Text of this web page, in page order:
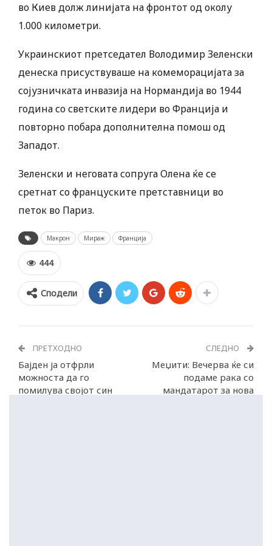
во Киев долж линијата на фронтот од околу
1.000 километри.
Украинскиот претседател Володимир Зеленски
денеска присуствуваше на комеморацијата за
сојузничката инвазија на Нормандија во 1944
година со светските лидери во Франција и
повторно побара дополнителна помош од
Западот.
Зеленски и неговата сопруга Олена ќе се
сретнат со француските претставници во
петок во Париз.
Макрон Мираж Франција
444
Сподели
ПРЕТХОДНО
Бајден ја отфрли
можноста да го
помилува својот син
СЛЕДНО
Меџити: Вечерва ќе си
подаме рака со
мандатарот за нова